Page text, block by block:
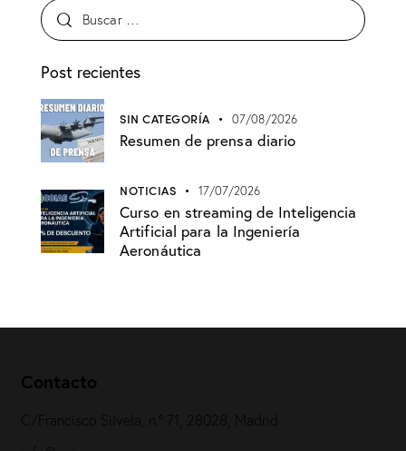
Post recientes
SIN CATEGORÍA 07/08/2026
Resumen de prensa diario
NOTICIAS 17/07/2026
Curso en streaming de Inteligencia
Artificial para la Ingeniería
Aeronáutica
Contacto
C/Francisco Silvela, n.º 71, 28028, Madrid